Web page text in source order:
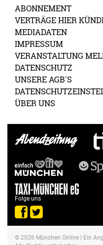
ABONNEMENT
VERTRÄGE HIER
MEDIADATEN
IMPRESSUM
VERANSTALTUNG
DATENSCHUTZ
UNSERE AGB'S
ÜBER UNS
Folge uns
© 2026 München Online | Ein